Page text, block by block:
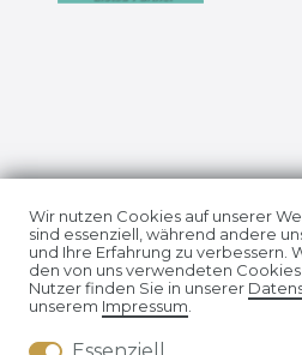
Impressum
Wir nutzen Cookies auf unserer
sind essenziell, während andere
und Ihre Erfahrung zu verbessern.
den von uns verwendeten
Nutzer finden Sie in unserer
unserem Impressum.